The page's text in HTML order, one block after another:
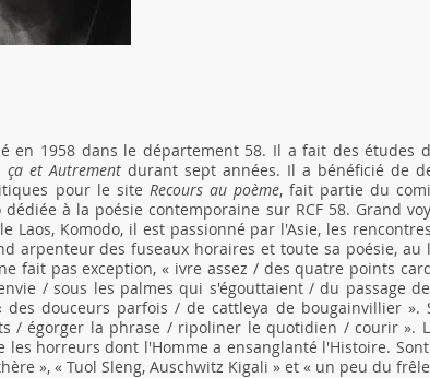
en 1958 dans le département 58. Il a fait des études
ça et Autrementdurant sept années. Il a bénéficié de
pour le site Recours au poème, fait partie du
à la poésie contemporaine sur RCF 58. Grand
Laos, Komodo, il est passionné par l'Asie, les
arpenteur des fuseaux horaires et toute sa poésie,
fait pas exception, « ivre assez / des quatre points
/ sous les palmes qui s'égouttaient / du passage
des douceurs parfois / de cattleya de bougainvillier
/ égorger la phrase / ripoliner le quotidien / courir ».
horreurs dont l'Homme a ensanglanté l'Histoire.
», « Tuol Sleng, Auschwitz Kigali » et « un peu du